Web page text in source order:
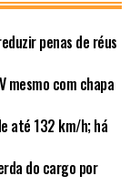
penas de réus
mesmo com chapa
até 132 km/h; há
do cargo por